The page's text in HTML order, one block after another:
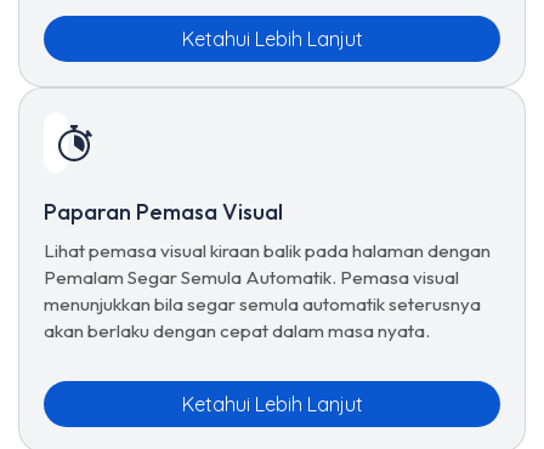
Ketahui Lebih Lanjut
Paparan Pemasa Visual
Lihat pemasa visual kiraan balik pada halaman dengan
Pemalam Segar Semula Automatik. Pemasa visual
menunjukkan bila segar semula automatik seterusnya
akan berlaku dengan cepat dalam masa nyata.
Ketahui Lebih Lanjut